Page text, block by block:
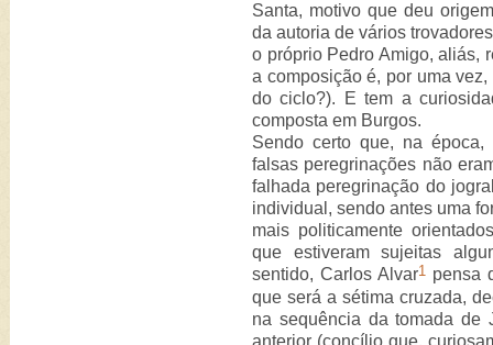
Santa, motivo que deu
da autoria de vários
o próprio Pedro Amigo, aliás,
a composição é, por uma
do ciclo?). E tem a
composta em Burgos.
Sendo certo que, na
falsas peregrinações não
falhada peregrinação do
individual, sendo antes uma
mais politicamente
que estiveram sujeitas
sentido, Carlos Alvar1
pensa
que será a sétima cruzada,
na sequência da tomada de
anterior (concílio que,